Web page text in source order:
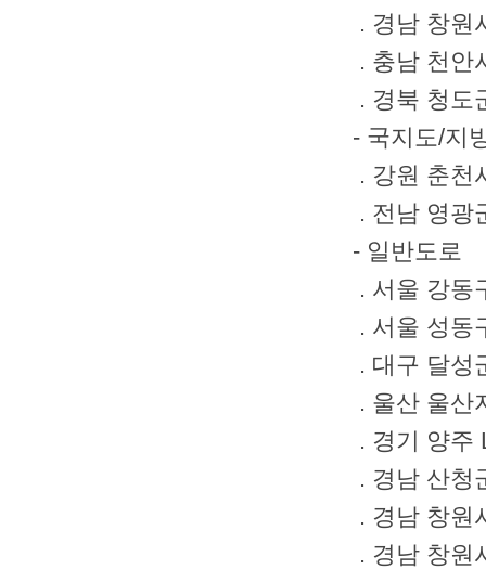
. 경남 창원
. 충남 천안
. 경북 청도
- 국지도/지
. 강원 춘천
. 전남 영광
- 일반도로
. 서울 강동
. 서울 성동
. 대구 달성
. 울산 울산
. 경기 양주
. 경남 산청
. 경남 창원
. 경남 창원